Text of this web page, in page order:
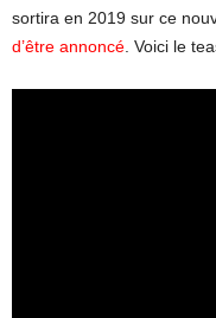
sortira en 2019 sur ce
d’être annoncé . Voici le